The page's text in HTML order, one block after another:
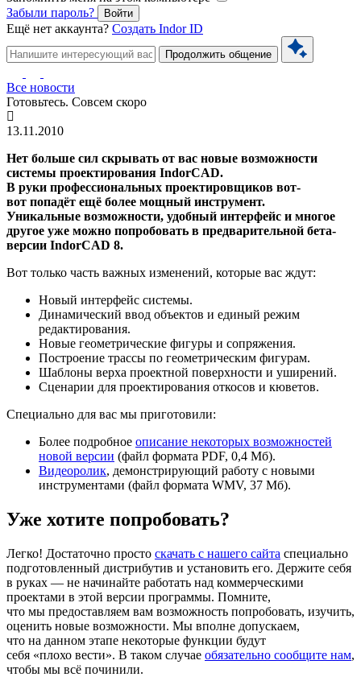
Забыли пароль?
Войти
Ещё нет аккаунта? Создать Indor ID
Продолжить общение
Все новости
Готовьтесь. Совсем скоро
13.11.2010
Нет больше сил скрывать от вас новые возможности
системы проектирования IndorCAD.
В руки профессиональных проектировщиков вот-
вот попадёт ещё более мощный инструмент.
Уникальные возможности, удобный интерфейс и многое
другое уже можно попробовать в предварительной бета-
версии IndorCAD 8.
Вот только часть важных изменений, которые вас ждут:
Новый интерфейс системы.
Динамический ввод объектов и единый режим
редактирования.
Новые геометрические фигуры и сопряжения.
Построение трассы по геометрическим фигурам.
Шаблоны верха проектной поверхности и уширений.
Сценарии для проектирования откосов и кюветов.
Специально для вас мы приготовили:
Более подробное описание некоторых возможностей
новой версии (файл формата PDF, 0,4 Мб).
Видеоролик, демонстрирующий работу с новыми
инструментами (файл формата WMV, 37 Мб).
Уже хотите попробовать?
Легко! Достаточно просто скачать с нашего сайта специально
подготовленный дистрибутив и установить его. Держите себя
в руках — не начинайте работать над коммерческими
проектами в этой версии программы. Помните,
что мы предоставляем вам возможность попробовать, изучить,
оценить новые возможности. Мы вполне допускаем,
что на данном этапе некоторые функции будут
себя «плохо вести». В таком случае обязательно сообщите нам,
чтобы мы всё починили.